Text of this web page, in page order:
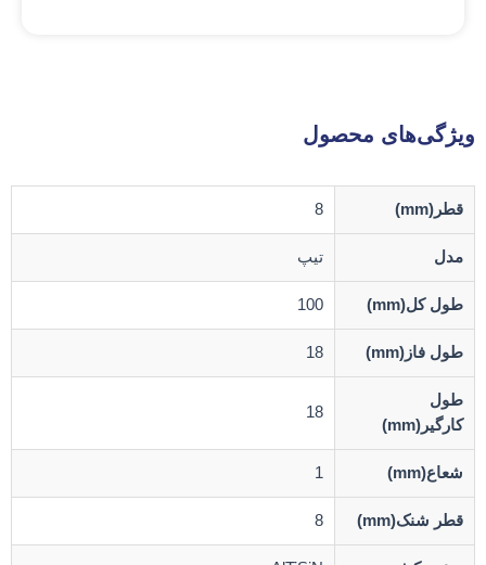
ویژگی‌های محصول
قطر(mm) 8
مدل تیپ
طول کل(mm) 100
طول فاز(mm) 18
طول
کارگیر(mm)
18
شعاع(mm) 1
قطر شنک(mm) 8